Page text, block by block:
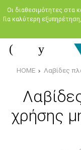
Oι διαθεσιμότητες στα
Για καλύτερη
HOME Λαβίδες
χρήσης